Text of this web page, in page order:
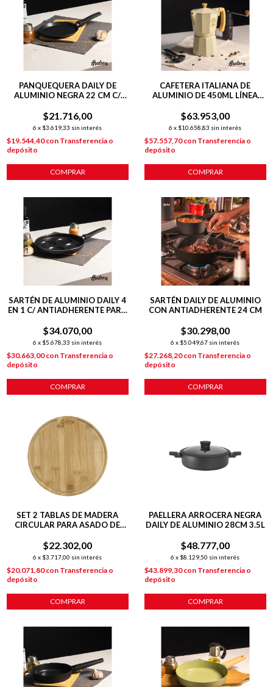
PANQUEQUERA DAILY DE
ALUMINIO NEGRA 22 CM C/
$21.716,00
6 x $3.619,33 sin interés
$19.544,40con Transferencia o
depósito
COMPRAR
CAFETERA ITALIANA DE
ALUMINIO DE 450ML LÍNEA
$63.953,00
6 x $10.658,83 sin interés
$57.557,70con Transferencia o
depósito
SARTÉN DE ALUMINIO DAILY 4
EN 1 C/ ANTIADHERENTE PARA
$34.070,00
6 x $5.678,33 sin interés
$30.663,00con Transferencia o
depósito
COMPRAR
SARTÉN DAILY DE ALUMINIO
CON ANTIADHERENTE 24 CM
$30.298,00
6 x $5.049,67 sin interés
$27.268,20con Transferencia o
depósito
COMPRAR
SET 2 TABLAS DE MADERA
CIRCULAR PARA ASADO DE
$22.302,00
6 x $3.717,00 sin interés
$20.071,80con Transferencia o
depósito
PAELLERA ARROCERA NEGRA
DAILY DE ALUMINIO 28CM 3.5L
$48.777,00
6 x $8.129,50 sin interés
$43.899,30con Transferencia o
depósito
COMPRAR